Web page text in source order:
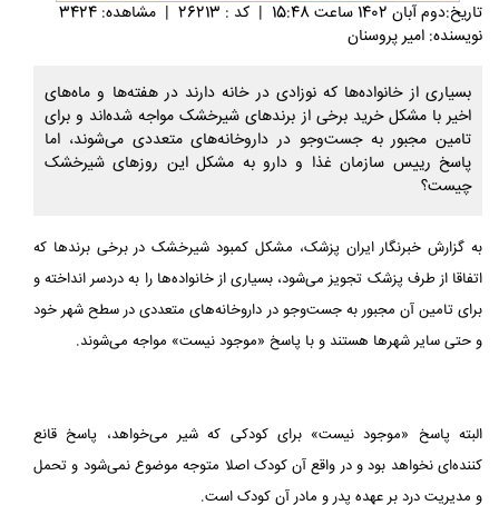
تاريخ:دوم آبان 1402 ساعت 15:48 | کد : 26213 | مشاهده: 3424
نویسنده: امیر پروسنان
بسیاری از خانواده‌ها که نوزادی در خانه دارند در هفته‌ها و ماه‌های
اخیر با مشکل خرید برخی از برندهای شیرخشک مواجه شده‌اند و برای
تامین مجبور به جست‌وجو در داروخانه‌های متعددی می‌شوند، اما
پاسخ رییس سازمان غذا و دارو به مشکل این روزهای شیرخشک
چیست؟
به گزارش خبرنگار ایران پزشک، مشکل کمبود شیرخشک در برخی برندها که
اتفاقا از طرف پزشک تجویز می‌شود، بسیاری از خانواده‌ها را به دردسر انداخته و
برای تامین آن مجبور به جست‌وجو در داروخانه‌های متعددی در سطح شهر خود
و حتی سایر شهرها هستند و با پاسخ «موجود نیست» مواجه می‌شوند.
البته پاسخ «موجود نیست» برای کودکی که شیر می‌خواهد، پاسخ قانع
کننده‌ای نخواهد بود و در واقع آن کودک اصلا متوجه موضوع نمی‌شود و تحمل
و مدیریت درد بر عهده پدر و مادر آن کودک است.